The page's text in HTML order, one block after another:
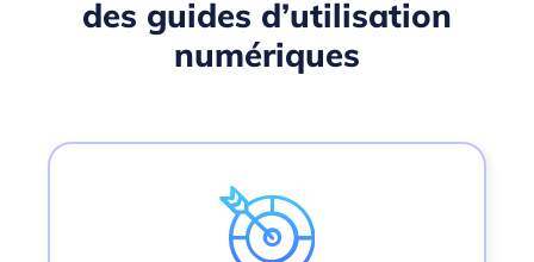
des guides d’utilisation
numériques